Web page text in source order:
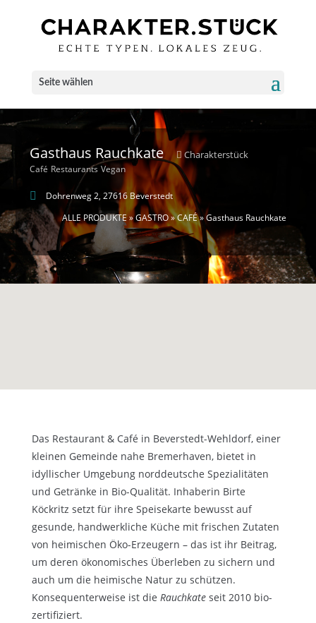
Seite wählen
Gasthaus Rauchkate Charakterstück
Café Restaurants Vegan
Dohrenweg 2, 27616 Beverstedt
ALLE PRODUKTE»GASTRO»CAFÉ» Gasthaus Rauchkate
Das Restaurant & Café in Beverstedt-Wehldorf, einer
kleinen Gemeinde nahe Bremerhaven, bietet in
idyllischer Umgebung norddeutsche Spezialitäten
und Getränke in Bio-Qualität. Inhaberin Birte
Köckritz setzt für ihre Speisekarte bewusst auf
gesunde, handwerkliche Küche mit frischen Zutaten
von heimischen Öko-Erzeugern – das ist ihr Beitrag,
um deren ökonomisches Überleben zu sichern und
auch um die heimische Natur zu schützen.
Konsequenterweise ist die Rauchkate seit 2010 bio-
zertifiziert.